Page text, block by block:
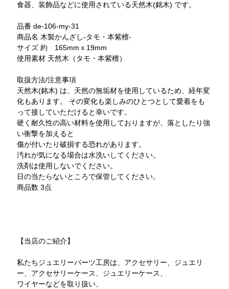
食器、装飾品などに使用されている天然木(銘木) です。
品番 de-106-my-31
商品名 木製かんざし-タモ・本紫檀-
サイズ 約 165mmｘ19mm
使用素材 天然木（タモ・本紫檀）
取扱方法/注意事項
天然木(銘木) は、天然の無垢材を使用しているため、経年変
化もあります。 その変化も楽しみのひとつとして愛着をも
って接していただけると幸いです。
硬く耐久性の高い材料を使用しておりますが、落としたり強
い衝撃を加えると
傷が付いたり破損する恐れがあります。
汚れが気になる場合は水洗いしてください。
洗剤は使用しないでください。
日の当たらないところで保管してください。
商品数 3点
【当店のご紹介】
私たちジュエリーパーツ工房は、アクセサリー、ジュエリ
ー、アクセサリーケース、ジュエリーケース、
ワイヤーなどを取り扱い、